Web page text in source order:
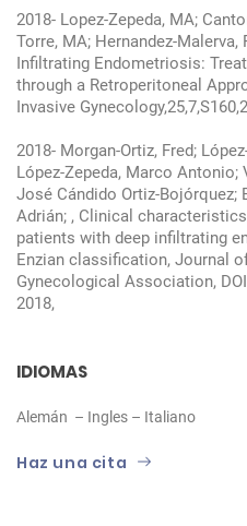
2018- Lopez-Zepeda, MA;
Torre, MA; Hernandez-Malerva,
Infiltrating Endometriosis:
through a Retroperitoneal
Invasive
2018- Morgan-Ortiz, Fred;
López-Zepeda, Marco Antonio;
José Cándido Ortiz-Bojórquez;
Adrián; , Clinical
patients with deep infiltrating
Enzian classification, Journal
Gynecological Association,
2018,
IDIOMAS
Alemán – Ingles – Italiano
Haz una cita